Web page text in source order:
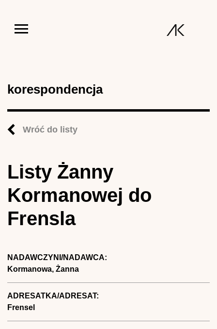
korespondencja
Wróć do listy
Listy Żanny
Kormanowej do
Frensla
NADAWCZYNI/NADAWCA:
Kormanowa, Żanna
ADRESATKA/ADRESAT:
Frensel